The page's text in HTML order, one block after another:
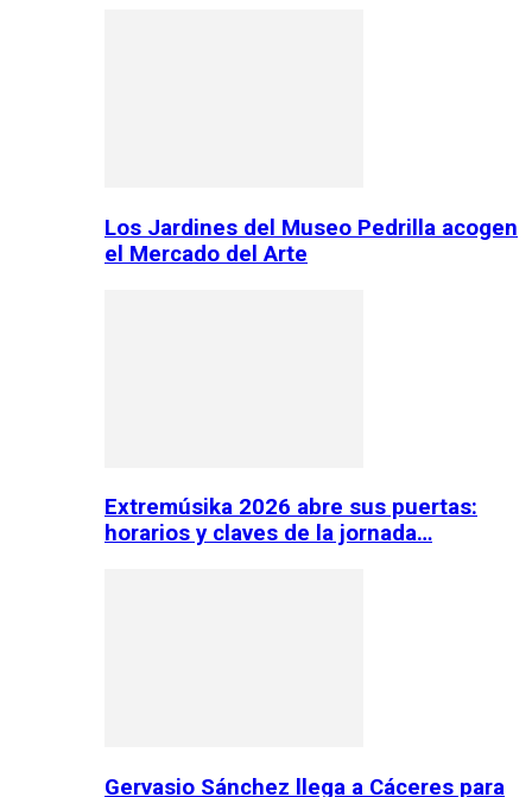
Los Jardines del Museo Pedrilla acogen
el Mercado del Arte
Extremúsika 2026 abre sus puertas:
horarios y claves de la jornada…
Gervasio Sánchez llega a Cáceres para